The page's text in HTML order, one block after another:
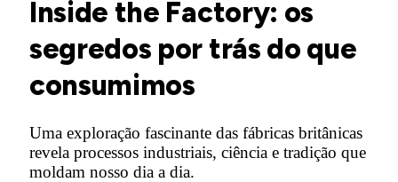
Inside the Factory: os
segredos por trás do que
consumimos
Uma exploração fascinante das fábricas britânicas
revela processos industriais, ciência e tradição que
moldam nosso dia a dia.